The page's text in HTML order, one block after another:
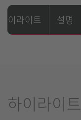
하이라이트 설명
하이라이트